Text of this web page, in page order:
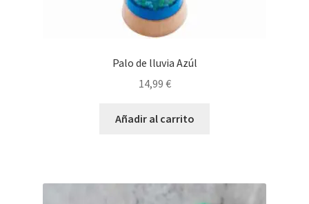
Palo de lluvia Azúl
14,99 €
Añadir al carrito